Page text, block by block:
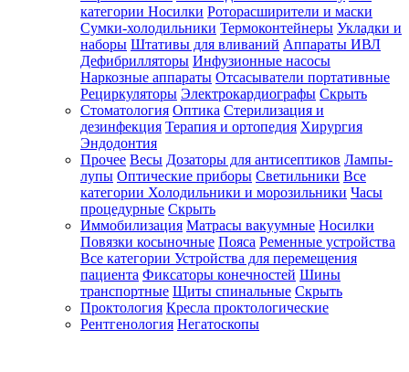
категории Носилки Роторасширители и маски
Сумки-холодильники Термоконтейнеры Укладки и
наборы Штативы для вливаний Аппараты ИВЛ
Дефибрилляторы Инфузионные насосы
Наркозные аппараты Отсасыватели портативные
Рециркуляторы Электрокардиографы Скрыть
Стоматология Оптика Стерилизация и
дезинфекция Терапия и ортопедия Хирургия
Эндодонтия
Прочее Весы Дозаторы для антисептиков Лампы-
лупы Оптические приборы Светильники Все
категории Холодильники и морозильники Часы
процедурные Скрыть
Иммобилизация Матрасы вакуумные Носилки
Повязки косыночные Пояса Ременные устройства
Все категории Устройства для перемещения
пациента Фиксаторы конечностей Шины
транспортные Щиты спинальные Скрыть
Проктология Кресла проктологические
Рентгенология Негатоскопы